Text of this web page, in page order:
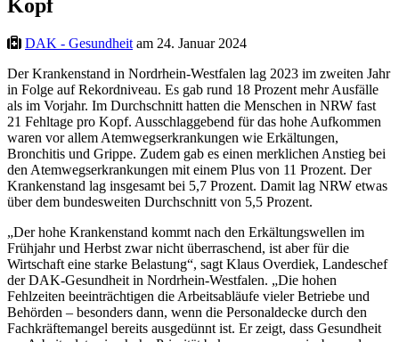
Kopf
DAK - Gesundheit am 24. Januar 2024
Der Krankenstand in Nordrhein-Westfalen lag 2023 im zweiten Jahr
in Folge auf Rekordniveau. Es gab rund 18 Prozent mehr Ausfälle
als im Vorjahr. Im Durchschnitt hatten die Menschen in NRW fast
21 Fehltage pro Kopf. Ausschlaggebend für das hohe Aufkommen
waren vor allem Atemwegserkrankungen wie Erkältungen,
Bronchitis und Grippe. Zudem gab es einen merklichen Anstieg bei
den Atemwegserkrankungen mit einem Plus von 11 Prozent. Der
Krankenstand lag insgesamt bei 5,7 Prozent. Damit lag NRW etwas
über dem bundesweiten Durchschnitt von 5,5 Prozent.
„Der hohe Krankenstand kommt nach den Erkältungswellen im
Frühjahr und Herbst zwar nicht überraschend, ist aber für die
Wirtschaft eine starke Belastung“, sagt Klaus Overdiek, Landeschef
der DAK-Gesundheit in Nordrhein-Westfalen. „Die hohen
Fehlzeiten beeinträchtigen die Arbeitsabläufe vieler Betriebe und
Behörden – besonders dann, wenn die Personaldecke durch den
Fachkräftemangel bereits ausgedünnt ist. Er zeigt, dass Gesundheit